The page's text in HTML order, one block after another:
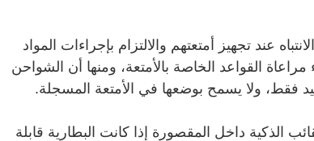
عند تجهيز أمتعتهم والالتزام بإجراءات المواد
مراعاة القواعد الخاصة بالأمتعة، ومنها أن الشواحن
فقط، ولا يسمح بوضعها في الأمتعة المسجلة.
الذكية داخل المقصورة إذا كانت البطارية قابلة